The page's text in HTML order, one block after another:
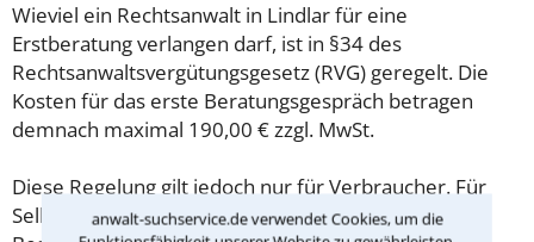
anwalt-suchservice.de verwendet Cookies, um die
Wieviel ein Rechtsanwalt in Lindlar für eine
Erstberatung verlangen darf, ist in §34 des
Rechtsanwaltsvergütungsgesetz (RVG) geregelt. Die
Kosten für das erste Beratungsgespräch betragen
demnach maximal 190,00 € zzgl. MwSt.
Diese Regelung gilt jedoch nur für Verbraucher. Für
Selbstständige oder Freiberufler gilt diese